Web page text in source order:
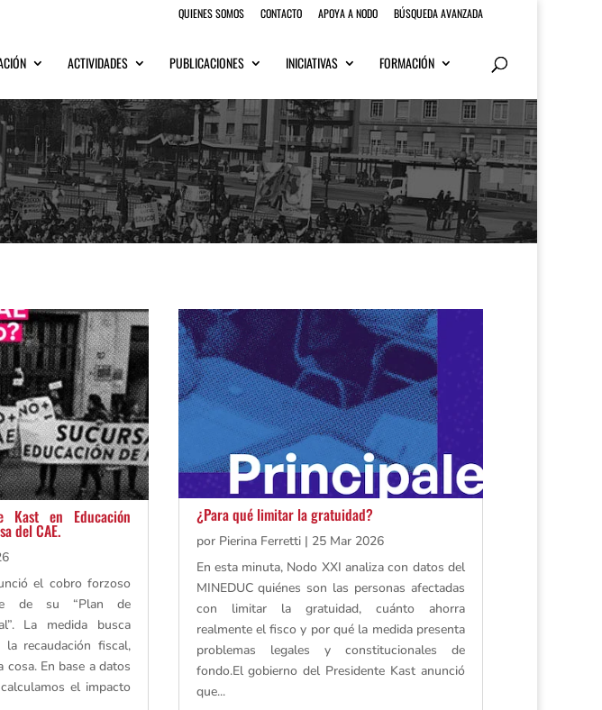
QUIENES SOMOS CONTACTO APOYA A NODO BÚSQUEDA AVANZADA
ACTIVIDADES PUBLICACIONES INICIATIVAS FORMACIÓN
Kast en Educación
del CAE.
el cobro forzoso
de su “Plan de
La medida busca
recaudación fiscal,
En base a datos
el impacto
¿Para qué limitar la gratuidad?
por Pierina Ferretti| 25 Mar 2026
En esta minuta, Nodo XXI analiza con datos del
MINEDUC quiénes son las personas afectadas
con limitar la gratuidad, cuánto ahorra
realmente el fisco y por qué la medida presenta
problemas legales y constitucionales de
fondo.El gobierno del Presidente Kast anunció
que...